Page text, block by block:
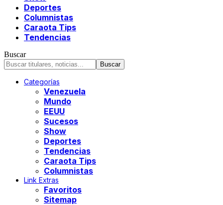
Deportes
Columnistas
Caraota Tips
Tendencias
Buscar
Categorías
Venezuela
Mundo
EEUU
Sucesos
Show
Deportes
Tendencias
Caraota Tips
Columnistas
Link Extras
Favoritos
Sitemap